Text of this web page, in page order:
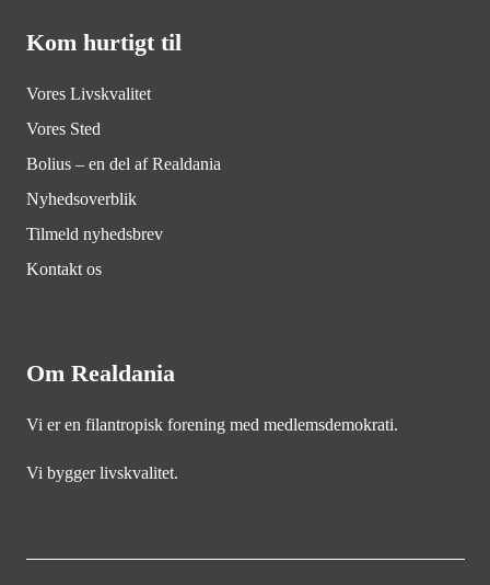
Kom hurtigt til
Vores Livskvalitet
Vores Sted
Bolius – en del af Realdania
Nyhedsoverblik
Tilmeld nyhedsbrev
Kontakt os
Om Realdania
Vi er en filantropisk forening med medlemsdemokrati.
Vi bygger livskvalitet.